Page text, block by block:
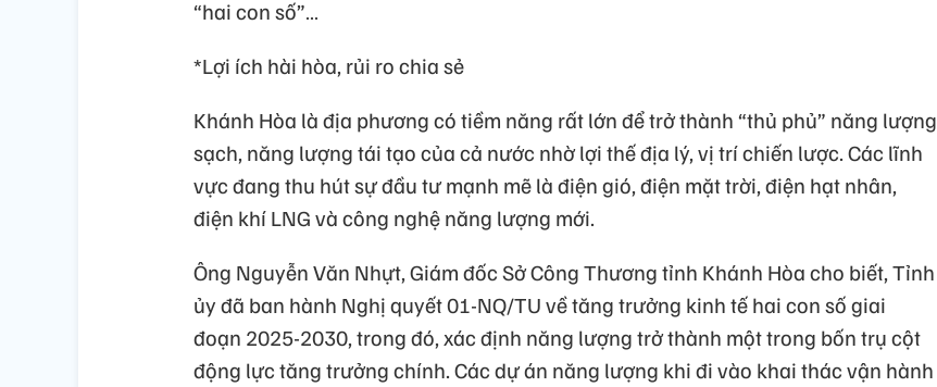
“hai con số”…
*Lợi ích hài hòa, rủi ro chia sẻ
Khánh Hòa là địa phương có tiềm năng rất lớn để trở thành “thủ phủ” năng lượng
sạch, năng lượng tái tạo của cả nước nhờ lợi thế địa lý, vị trí chiến lược. Các lĩnh
vực đang thu hút sự đầu tư mạnh mẽ là điện gió, điện mặt trời, điện hạt nhân,
điện khí LNG và công nghệ năng lượng mới.
Ông Nguyễn Văn Nhựt, Giám đốc Sở Công Thương tỉnh Khánh Hòa cho biết, Tỉnh
ủy đã ban hành Nghị quyết 01-NQ/TU về tăng trưởng kinh tế hai con số giai
đoạn 2025-2030, trong đó, xác định năng lượng trở thành một trong bốn trụ cột
động lực tăng trưởng chính. Các dự án năng lượng khi đi vào khai thác vận hành